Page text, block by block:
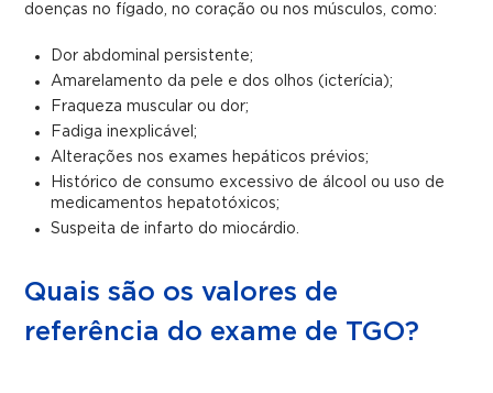
doenças no fígado, no coração ou nos músculos, como:
Dor abdominal persistente;
Amarelamento da pele e dos olhos (icterícia);
Fraqueza muscular ou dor;
Fadiga inexplicável;
Alterações nos exames hepáticos prévios;
Histórico de consumo excessivo de álcool ou uso de
medicamentos hepatotóxicos;
Suspeita de infarto do miocárdio.
Quais são os valores de
referência do exame de TGO?